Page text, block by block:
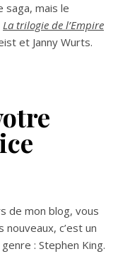
saga, mais le
La trilogie de l’Empire
et Janny Wurts.
de mon blog, vous
c’est un
: Stephen King.